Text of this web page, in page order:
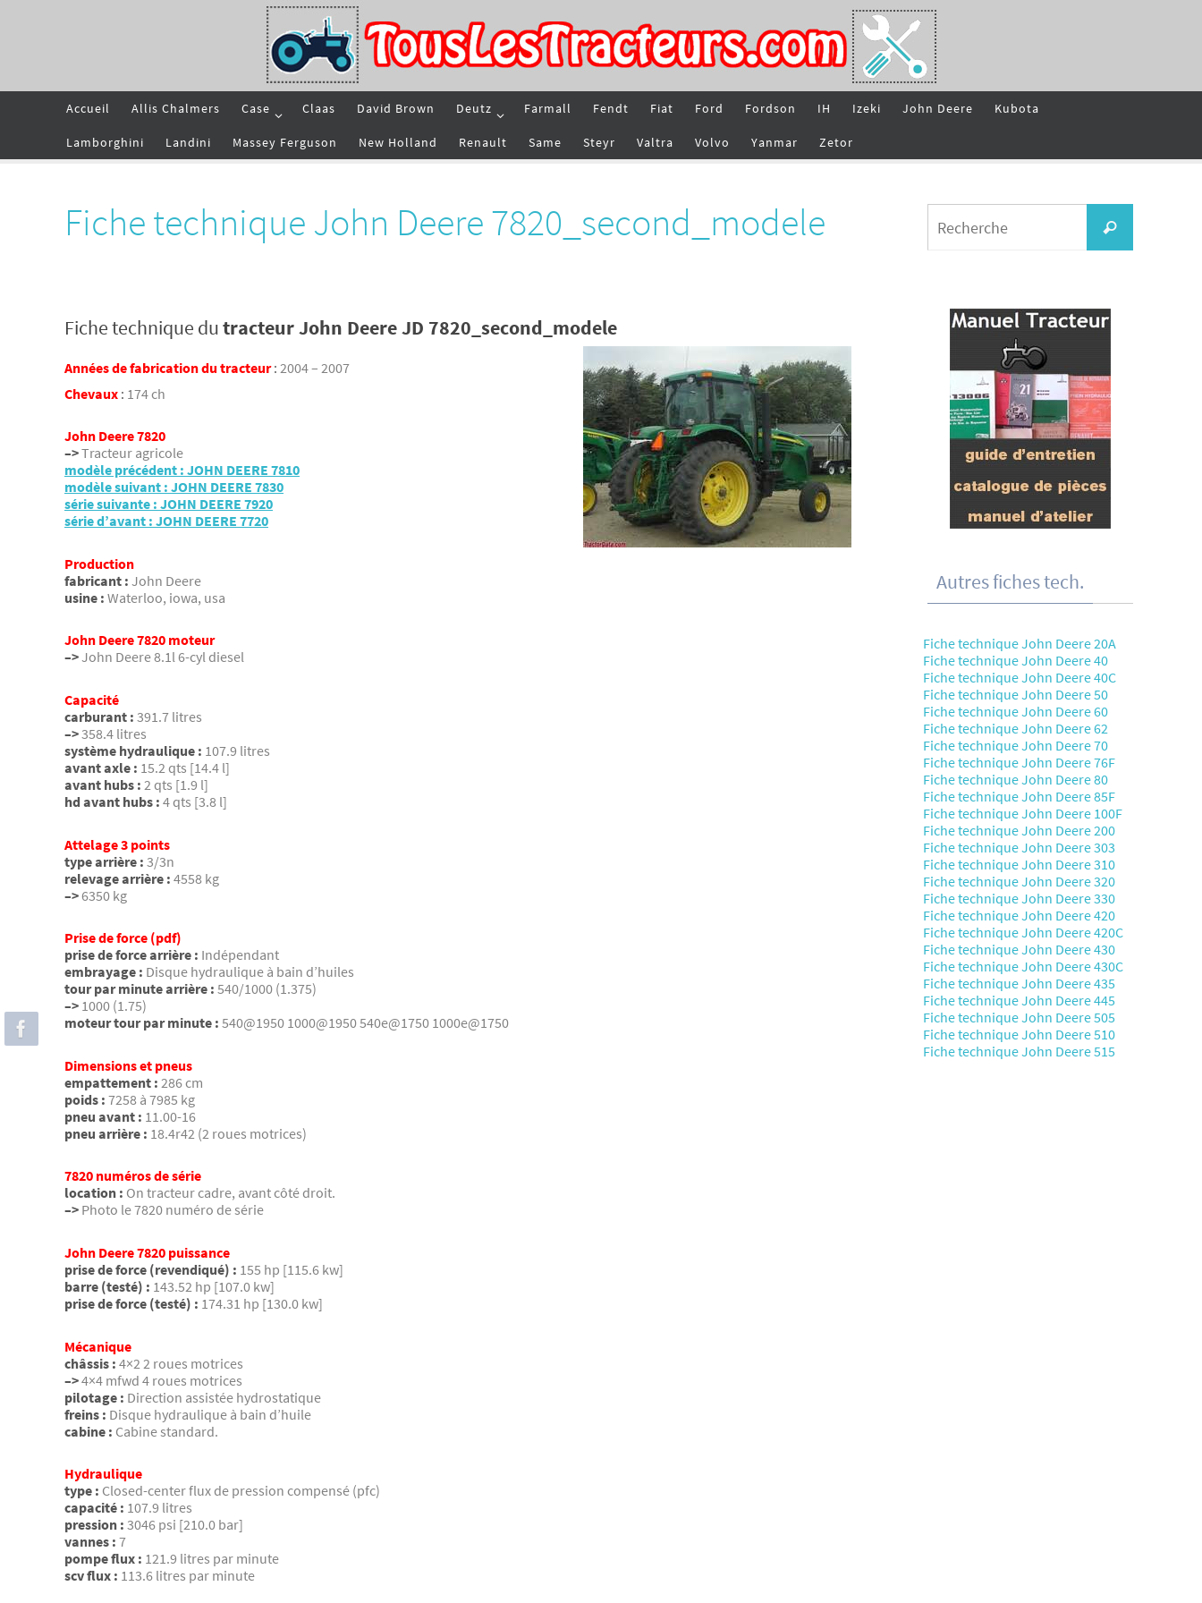
Accueil Allis Chalmers Case Claas David Brown Deutz Farmall Fendt Fiat Ford Fordson IH Izeki John Deere Kubota
Lamborghini Landini Massey Ferguson New Holland Renault Same Steyr Valtra Volvo Yanmar Zetor
Fiche technique John Deere 7820_second_modele
Fiche technique dutracteur John Deere JD 7820_second_modele
Années de fabrication du tracteur: 2004 – 2007
Chevaux : 174 ch
John Deere 7820
–>Tracteur agricole
modèle précédent : JOHN DEERE 7810
modèle suivant : JOHN DEERE 7830
série suivante : JOHN DEERE 7920
série d’avant : JOHN DEERE 7720
Production
fabricant : John Deere
usine : Waterloo, iowa, usa
John Deere 7820 moteur
–>John Deere 8.1l 6-cyl diesel
Capacité
carburant : 391.7 litres
–>358.4 litres
système hydraulique : 107.9 litres
avant axle : 15.2 qts [14.4 l]
avant hubs : 2 qts [1.9 l]
hd avant hubs : 4 qts [3.8 l]
Attelage 3 points
type arrière : 3/3n
relevage arrière : 4558 kg
–>6350 kg
Prise de force (pdf)
prise de force arrière : Indépendant
embrayage : Disque hydraulique à bain d’huiles
tour par minute arrière : 540/1000 (1.375)
–> 1000 (1.75)
moteur tour par minute : 540@1950 1000@1950 540e@1750 1000e@1750
Dimensions et pneus
empattement : 286 cm
poids : 7258 à 7985 kg
pneu avant : 11.00-16
pneu arrière : 18.4r42 (2 roues motrices)
7820 numéros de série
location : On tracteur cadre, avant côté droit.
–> Photo le 7820 numéro de série
John Deere 7820 puissance
prise de force (revendiqué) : 155 hp [115.6 kw]
barre (testé) : 143.52 hp [107.0 kw]
prise de force (testé) : 174.31 hp [130.0 kw]
Mécanique
châssis : 4×2 2 roues motrices
–>4×4 mfwd 4 roues motrices
pilotage : Direction assistée hydrostatique
freins : Disque hydraulique à bain d’huile
cabine : Cabine standard.
Hydraulique
type : Closed-center flux de pression compensé (pfc)
capacité : 107.9 litres
pression : 3046 psi [210.0 bar]
vannes : 7
pompe flux : 121.9 litres par minute
scv flux : 113.6 litres par minute
Recherche
Autres fiches tech.
Fiche technique John Deere 20A
Fiche technique John Deere 40
Fiche technique John Deere 40C
Fiche technique John Deere 50
Fiche technique John Deere 60
Fiche technique John Deere 62
Fiche technique John Deere 70
Fiche technique John Deere 76F
Fiche technique John Deere 80
Fiche technique John Deere 85F
Fiche technique John Deere 100F
Fiche technique John Deere 200
Fiche technique John Deere 303
Fiche technique John Deere 310
Fiche technique John Deere 320
Fiche technique John Deere 330
Fiche technique John Deere 420
Fiche technique John Deere 420C
Fiche technique John Deere 430
Fiche technique John Deere 430C
Fiche technique John Deere 435
Fiche technique John Deere 445
Fiche technique John Deere 505
Fiche technique John Deere 510
Fiche technique John Deere 515